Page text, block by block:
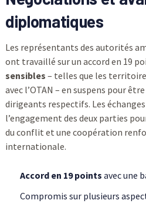
diplomatiques
Les représentants des autorités
ont travaillé sur un accord en 19
sensibles – telles que les
avec l’OTAN – en suspens pour
dirigeants respectifs. Les
l’engagement des deux parties
du conflit et une coopération
internationale.
Accord en 19 points avec une
Compromis sur plusieurs